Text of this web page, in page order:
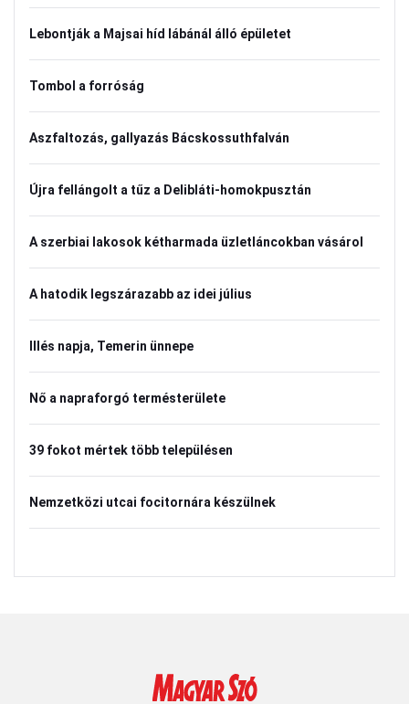
Lebontják a Majsai híd lábánál álló épületet
Tombol a forróság
Aszfaltozás, gallyazás Bácskossuthfalván
Újra fellángolt a tűz a Delibláti-homokpusztán
A szerbiai lakosok kétharmada üzletláncokban vásárol
A hatodik legszárazabb az idei július
Illés napja, Temerin ünnepe
Nő a napraforgó termésterülete
39 fokot mértek több településen
Nemzetközi utcai focitornára készülnek